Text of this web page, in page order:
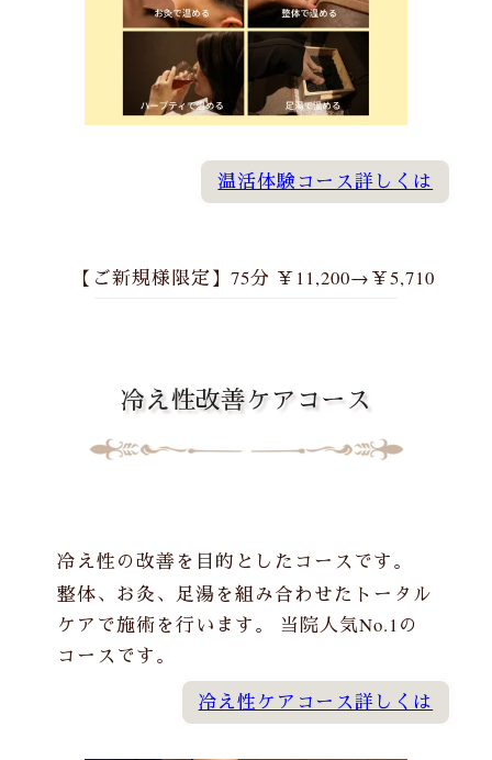
温活体験コース詳しくは
【ご新規様限定】75分 ￥11,200→￥5,710
冷え性改善ケアコース
冷え性の改善を目的としたコースです。
整体、 お灸、足湯を組み合わせたトータル
ケアで施術を行います。 当院人気No.1の
コースです。
冷え性ケアコース詳しくは